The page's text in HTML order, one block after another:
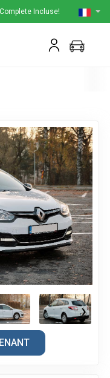
Incluse!
›